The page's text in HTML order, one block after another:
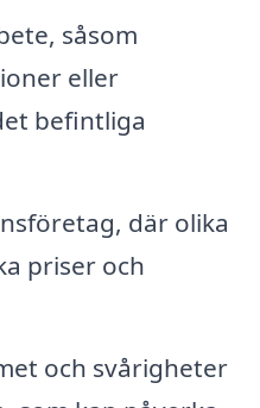
såsom
eller
befintliga
där olika
priser och
och svårigheter